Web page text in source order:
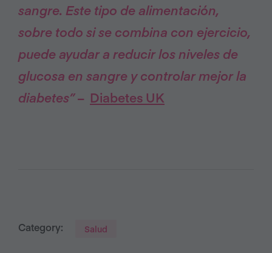
sangre. Este tipo de alimentación,
sobre todo si se combina con ejercicio,
puede ayudar a reducir los niveles de
glucosa en sangre y controlar mejor la
diabetes”– Diabetes UK
Category: Salud